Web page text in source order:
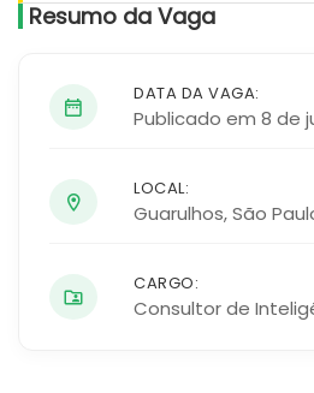
Resumo da Vaga
DATA DA VAGA:
Publicado em 8 de
LOCAL:
Guarulhos,São
CARGO:
Consultor de